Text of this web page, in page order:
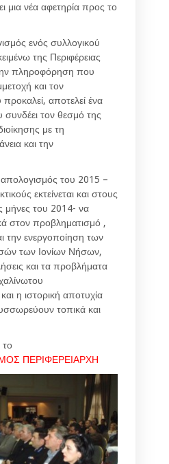
μια νέα αφετηρία προς το
ενός συλλογικού
της Περιφέρειας
πληροφόρηση που
και τον
αποτελεί ένα
συνδέει τον θεσμό της
με τη
και την
του 2015 –
εκτείνεται και στους
μήνες του 2014- να
στον προβληματισμό ,
την ενεργοποίηση των
των Ιονίων Νήσων,
και τα προβλήματα
η ιστορική αποτυχία
τοπικά και
το
ΠΕΡΙΦΕΡΕΙΑΡΧΗ